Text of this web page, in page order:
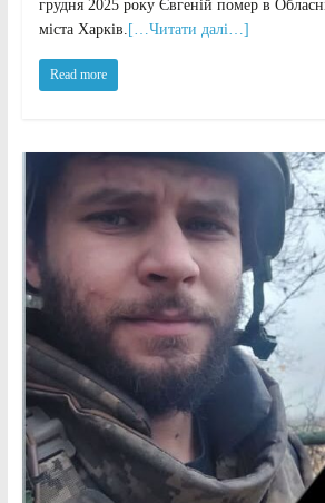
грудня 2025 року Євгеній помер в
міста Харків. […Читати далі…]
Read more